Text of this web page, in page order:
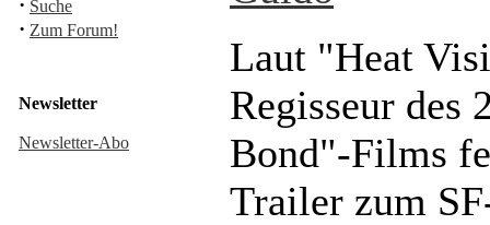
· Suche
· Zum Forum!
Newsletter
Newsletter-Abo
Laut "Heat
Regisseur des
Bond"-Films
Trailer zum